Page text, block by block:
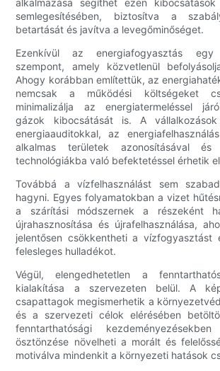
semlegesítésében, biztosítva a
betartását és javítva a levegőminőséget.
Ezenkívül az energiafogyasztás
szempont, amely közvetlenül
Ahogy korábban említettük, az
nemcsak a működési költségeket
minimalizálja az energiatermeléssel
gázok kibocsátását is. A
energiaauditokkal, az
alkalmas területek azonosításával és
technológiákba való befektetéssel érhetik
Továbbá a vízfelhasználást sem
hagyni. Egyes folyamatokban a vizet
a szárítási módszernek a részeként
újrahasznosítása és újrafelhasználása,
jelentősen csökkentheti a vízfogyasztást
felesleges hulladékot.
Végül, elengedhetetlen a
kialakítása a szervezeten belül. A
csapattagok megismerhetik a
és a szervezeti célok elérésében
fenntarthatósági
ösztönzése növelheti a morált és
motiválva mindenkit a környezeti hatások